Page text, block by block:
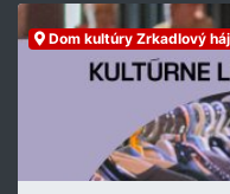
Dom kultúry Zrkadlový háj